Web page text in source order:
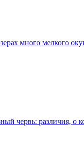
много мелкого
червь: различия, о